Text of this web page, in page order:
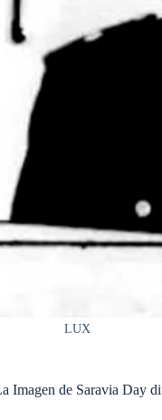
LUX
Imagen de Saravia Day